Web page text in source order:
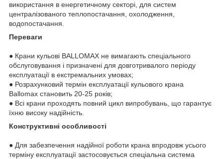
використання в енергетичному секторі, для систем
централізованого теплопостачання, охолодження,
водопостачання.
Переваги
● Крани кульові BALLOMAX не вимагають спеціального
обслуговування і призначені для довготривалого періоду
експлуатації в екстремальних умовах;
● Розрахунковий термін експлуатації кульового крана
Ballomax становить 20-25 років;
● Всі крани проходять повний цикл випробувань, що гарантує
їхню високу надійність.
Конструктивні особливості
● Для забезпечення надійної роботи крана впродовж усього
терміну експлуатації застосовується спеціальна система